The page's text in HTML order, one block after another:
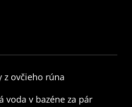
z ovčieho rúna
voda v bazéne za pár